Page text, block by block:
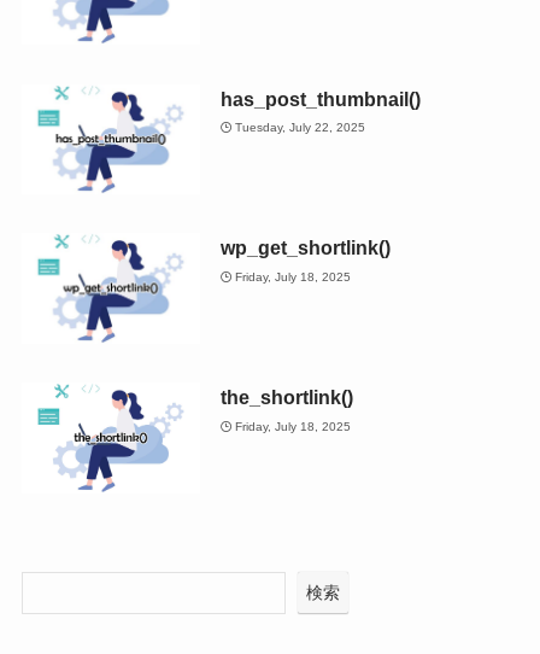
has_post_thumbnail()
Tuesday, July 22, 2025
wp_get_shortlink()
Friday, July 18, 2025
the_shortlink()
Friday, July 18, 2025
検索